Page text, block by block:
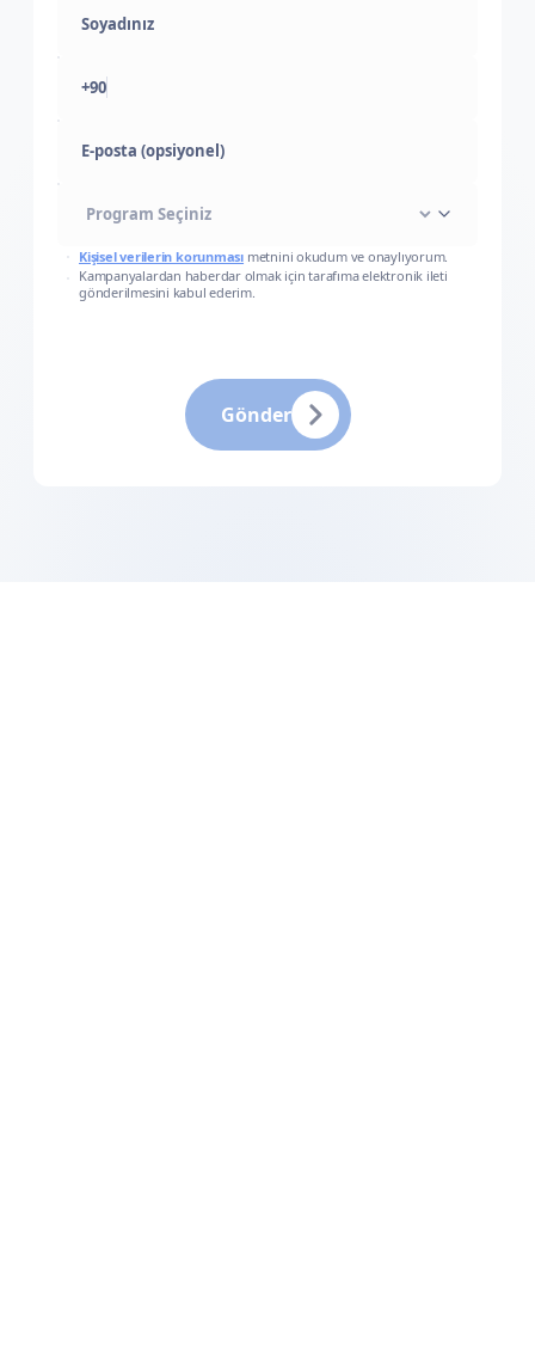
+90
E-posta (opsiyonel)
Kişisel verilerin korunması metnini okudum ve onaylıyorum.
Kampanyalardan haberdar olmak için tarafıma elektronik ileti
gönderilmesini kabul ederim.
Gönder